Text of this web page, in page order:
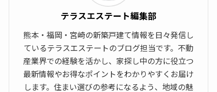
テラスエステート編集部
熊本・福岡・宮崎の新築戸建て情報を日々発信し
ているテラスエステートのブログ担当です。不動
産業界での経験を活かし、家探し中の方に役立つ
最新情報やお得なポイントをわかりやすくお届け
します。住まい選びの参考になるよう、地域の魅